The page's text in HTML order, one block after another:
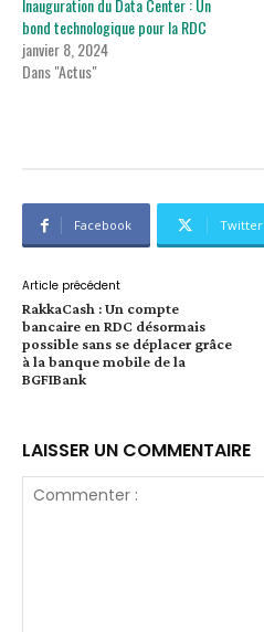
Inauguration du Data Center : Un
bond technologique pour la RDC
janvier 8, 2024
Dans "Actus"
Facebook Twitter
Article précédent
RakkaCash : Un compte
bancaire en RDC désormais
possible sans se déplacer grâce
à la banque mobile de la
BGFIBank
LAISSER UN COMMENTAIRE